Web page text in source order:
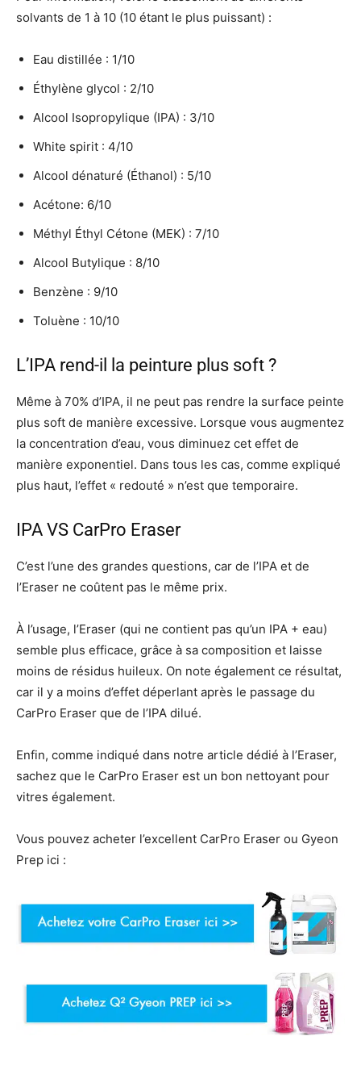
solvants de 1 à 10 (10 étant le plus puissant) :
Eau distillée : 1/10
Éthylène glycol : 2/10
Alcool Isopropylique (IPA) : 3/10
White spirit : 4/10
Alcool dénaturé (Éthanol) : 5/10
Acétone: 6/10
Méthyl Éthyl Cétone (MEK) : 7/10
Alcool Butylique : 8/10
Benzène : 9/10
Toluène : 10/10
L’IPA rend-il la peinture plus soft ?
Même à 70% d’IPA, il ne peut pas rendre la surface peinte
plus soft de manière excessive. Lorsque vous augmentez
la concentration d’eau, vous diminuez cet effet de
manière exponentiel. Dans tous les cas, comme expliqué
plus haut, l’effet « redouté » n’est que temporaire.
IPA VS CarPro Eraser
C’est l’une des grandes questions, car de l’IPA et de
l’Eraser ne coûtent pas le même prix.
À l’usage, l’Eraser (qui ne contient pas qu’un IPA + eau)
semble plus efficace, grâce à sa composition et laisse
moins de résidus huileux. On note également ce résultat,
car il y a moins d’effet déperlant après le passage du
CarPro Eraser que de l’IPA dilué.
Enfin, comme indiqué dans notre article dédié à l’Eraser,
sachez que le CarPro Eraser est un bon nettoyant pour
vitres également.
Vous pouvez acheter l’excellent CarPro Eraser ou Gyeon
Prep ici :